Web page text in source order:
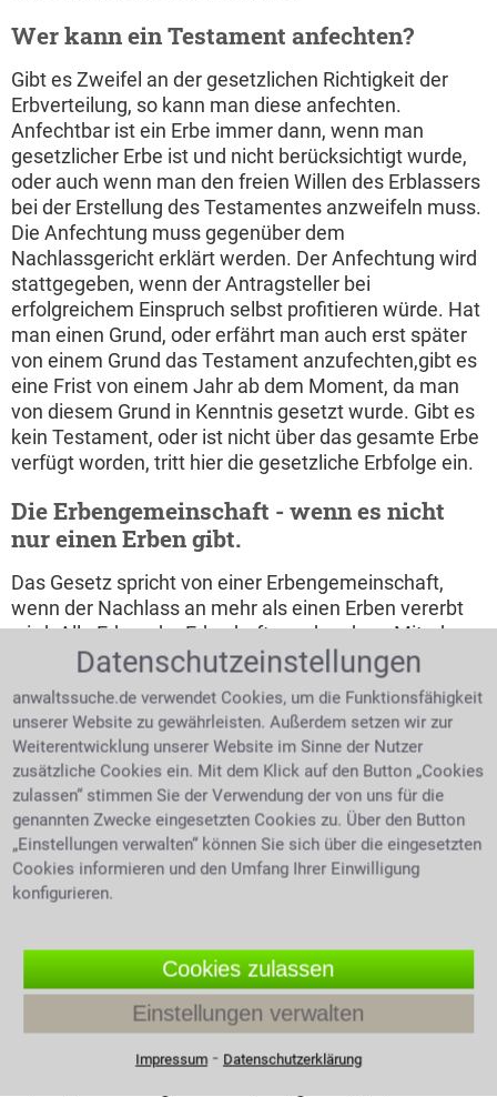
Wer kann ein Testament anfechten?
Gibt es Zweifel an der gesetzlichen Richtigkeit der
Erbverteilung, so kann man diese anfechten.
Anfechtbar ist ein Erbe immer dann, wenn man
gesetzlicher Erbe ist und nicht berücksichtigt wurde,
oder auch wenn man den freien Willen des Erblassers
bei der Erstellung des Testamentes anzweifeln muss.
Die Anfechtung muss gegenüber dem
Nachlassgericht erklärt werden. Der Anfechtung wird
stattgegeben, wenn der Antragsteller bei
erfolgreichem Einspruch selbst profitieren würde. Hat
man einen Grund, oder erfährt man auch erst später
von einem Grund das Testament anzufechten,gibt es
eine Frist von einem Jahr ab dem Moment, da man
von diesem Grund in Kenntnis gesetzt wurde. Gibt es
kein Testament, oder ist nicht über das gesamte Erbe
verfügt worden, tritt hier die gesetzliche Erbfolge ein.
Die Erbengemeinschaft - wenn es nicht
nur einen Erben gibt.
Das Gesetz spricht von einer Erbengemeinschaft,
wenn der Nachlass an mehr als einen Erben vererbt
wird. Alle Erben der Erbschaft werden dann Miterben
genannt. Die Verwaltung des Vermächtnisses muss
dann von allen Miterben erfolgen bis der Nachlass
komplett abgeschlossen wurde. Anwälte einer
Kanzlei für Erbrecht sind qualifizierte Juristen, die ihre
Mandanten jederzeit fachlich versiert beraten
können.
Erben ohne Testament - gesetzliche
Erbfolge
In einer Ehe mit Zugewinn erbt der Ehegatte die
Ehegatten, wenn es außer ihm noch erbberechtigte
Verwandte gibt. Gibt es nur Erben der 2. oder 3.
Ordnung, bekommt der Ehegatte ¾ des Nachlasses
und die Erben ¼ zu gleichen Teilen. Gibt es keine
Erben der ersten drei Ordnungen, so ist der
Datenschutzeinstellungen
anwaltssuche.de verwendet Cookies, um die Funktionsfähigkeit
unserer Website zu gewährleisten. Außerdem setzen wir zur
Weiterentwicklung unserer Website im Sinne der Nutzer
zusätzliche Cookies ein. Mit dem Klick auf den Button „Cookies
zulassen“ stimmen Sie der Verwendung der von uns für die
genannten Zwecke eingesetzten Cookies zu. Über den Button
„Einstellungen verwalten“ können Sie sich über die eingesetzten
Cookies informieren und den Umfang Ihrer Einwilligung
konfigurieren.
Cookies zulassen
Einstellungen verwalten
Impressum⁃ Datenschutzerklärung